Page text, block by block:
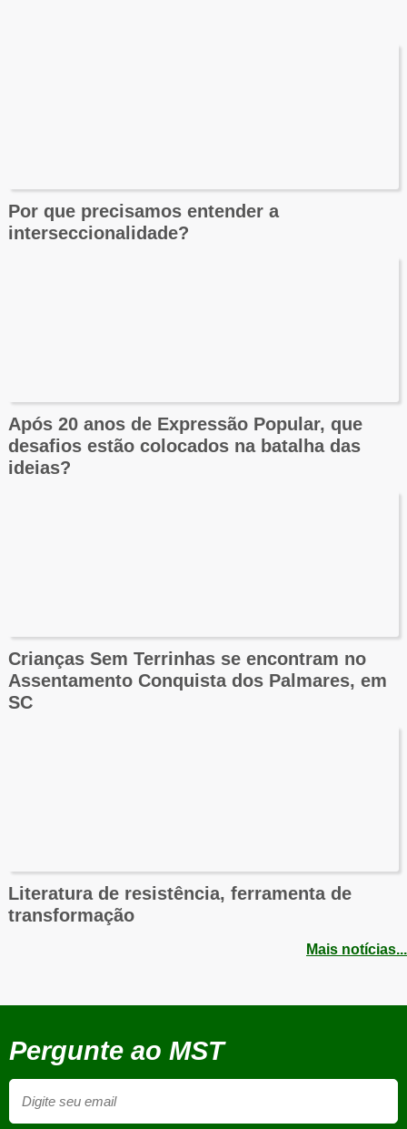
Por que precisamos entender a
interseccionalidade?
Após 20 anos de Expressão Popular, que
desafios estão colocados na batalha das
ideias?
Crianças Sem Terrinhas se encontram no
Assentamento Conquista dos Palmares, em
SC
Literatura de resistência, ferramenta de
transformação
Mais notícias...
Pergunte ao MST